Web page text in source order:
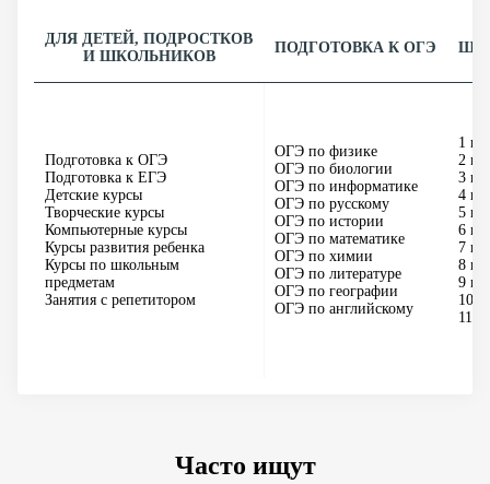
ДЛЯ ДЕТЕЙ, ПОДРОСТКОВ
И ШКОЛЬНИКОВ
ПОДГОТОВКА К ОГЭ
Подготовка к ОГЭ
Подготовка к ЕГЭ
Детские курсы
Творческие курсы
Компьютерные курсы
Курсы развития ребенка
Курсы по школьным
предметам
Занятия с репетитором
ОГЭ по физике
ОГЭ по биологии
ОГЭ по информатике
ОГЭ по русскому
ОГЭ по истории
ОГЭ по математике
ОГЭ по химии
ОГЭ по литературе
ОГЭ по географии
ОГЭ по английскому
1
2
3
4
5
6
7
8
9
10
11
Часто ищут